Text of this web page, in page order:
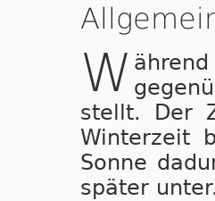
W
stellt. Der
Winterzeit
Sonne
später